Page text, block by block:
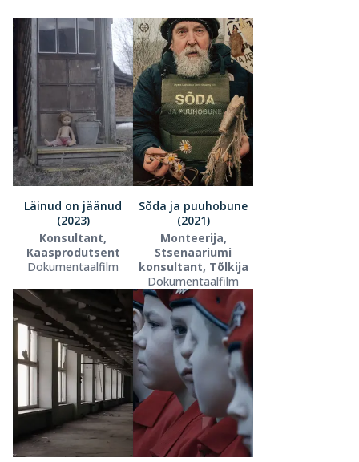
Läinud on jäänud
(2023)
Konsultant,
Kaasprodutsent
Dokumentaalfilm
Sõda ja puuhobune
(2021)
Monteerija,
Stsenaariumi
konsultant, Tõlkija
Dokumentaalfilm